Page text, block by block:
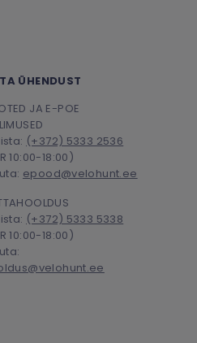
ÜHENDUST
JA E-POE
(+372) 5333 2536
10:00-18:00)
epood@velohunt.ee
(+372) 5333 5338
10:00-18:00)